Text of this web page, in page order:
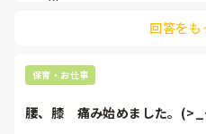
「こんなこと聞いたら迷惑か
待つスタイルから一歩踏み出し
件、どこまで進んだ？」「困
回答をも
保育・お仕事
腰、膝　痛み始めました。